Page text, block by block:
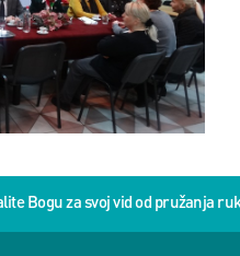
Bogu za svoj vid od pružanja